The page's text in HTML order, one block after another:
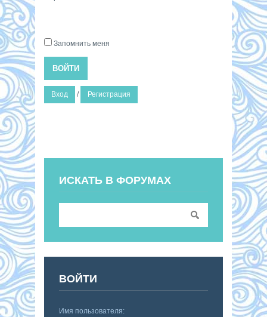
Запомнить меня
ВОЙТИ
Вход / Регистрация
ИСКАТЬ В ФОРУМАХ
ВОЙТИ
Имя пользователя: